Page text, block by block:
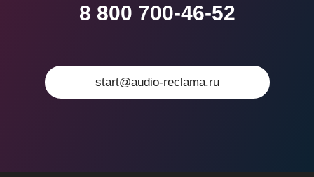
8 800 700-46-52
start@audio-reclama.ru